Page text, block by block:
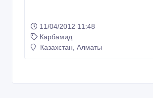
11/04/2012 11:48
Карбамид
Казахстан, Алматы